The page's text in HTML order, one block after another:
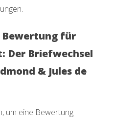
Bewertung für
Der Briefwechsel
& Jules de
um eine Bewertung